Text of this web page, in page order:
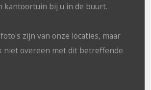
kantoortuin bij u in de buurt.
zijn van onze locaties, maar
niet overeen met dit betreffende